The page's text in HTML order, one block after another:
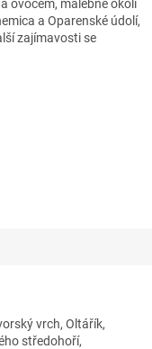
ovocem, malebné okolí
a Oparenské údolí,
zajímavosti se
vrch, Oltářík,
středohoří,